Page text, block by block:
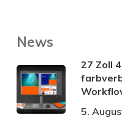
News
27 Zoll
5.